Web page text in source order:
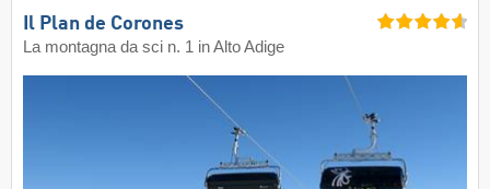
Il Plan de Corones
La montagna da sci n. 1 in Alto Adige